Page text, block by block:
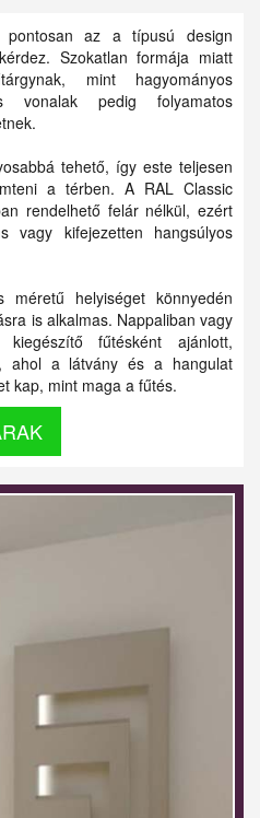
az a típusú design
Szokatlan formája miatt
mint hagyományos
vonalak pedig folyamatos
tehető, így este teljesen
a térben. A RAL Classic
rendelhető felár nélkül, ezért
vagy kifejezetten hangsúlyos
méretű helyiséget könnyedén
is alkalmas. Nappaliban vagy
fűtésként ajánlott,
ahol a látvány és a hangulat
kap, mint maga a fűtés.